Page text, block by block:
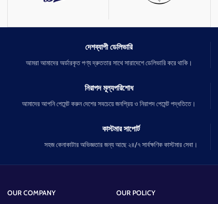
দেশব্যাপী ডেলিভারি
আমরা আমাদের অর্ডারকৃত পণ্য দ্রুততার সাথে সারাদেশে ডেলিভারি করে থাকি।
নিরাপদ মূল্যপরিশোধ
আমাদের আপনি পেমেন্ট করুন দেশের সবচেয়ে জনপ্রিয় ও নিরাপদ পেমেন্ট পদ্ধতিতে।
কাস্টমার সাপোর্ট
সহজ কেনাকাটার অভিজ্ঞতার জন্য আছে ২৪/৭ সার্বক্ষণিক কাস্টমার সেবা।
OUR COMPANY
OUR POLICY